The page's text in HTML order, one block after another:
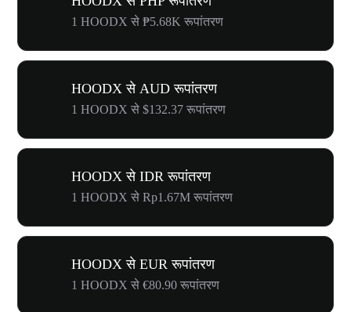
1 HOODX से ₱5.68K रूपांतरण
HOODX से AUD रूपांतरण
1 HOODX से $132.37 रूपांतरण
HOODX से IDR रूपांतरण
1 HOODX से Rp1.67M रूपांतरण
HOODX से EUR रूपांतरण
1 HOODX से €80.90 रूपांतरण